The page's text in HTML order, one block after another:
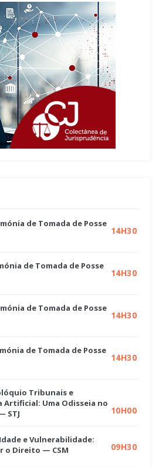
de Tomada de Posse
14H30
de Tomada de Posse
14H30
de Tomada de Posse
14H30
de Tomada de Posse
14H30
Tribunais e
Artificial: Uma Odisseia no
STJ
10H00
Idade e Vulnerabilidade:
o Direito — CSM
09H30